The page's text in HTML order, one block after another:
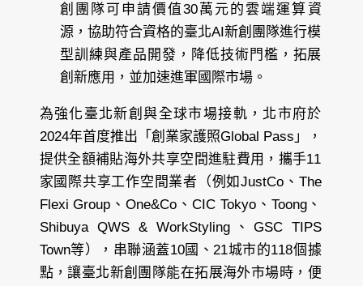
創團隊可申請價值30萬元的雲端運算資
源，協助符合資格的臺北AI新創團隊進行模
型訓練與產品開發，降低技術門檻，拓展
創新應用，並加速進軍國際市場。
為強化臺北新創與全球市場接軌，北市府於
2024年首度推出「創業家護照Global Pass」，
提供全額補貼海外共享空間進駐費用，攜手11
家國際共享工作空間業者（例如JustCo、The
Flexi Group、One&Co、CIC Tokyo、Toong、
Shibuya QWS & WorkStyling、GSC TIPS
Town等），串聯涵蓋10國、21城市的118個據
點，讓臺北新創團隊能在拓展海外市場時，便